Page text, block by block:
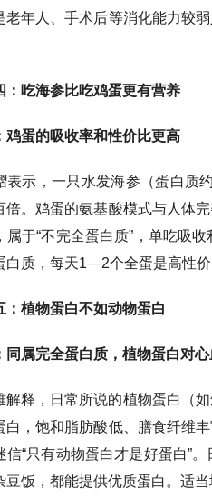
老年人、手术后等消化能力较
：吃海参比吃鸡蛋更有营养
鸡蛋的吸收率和性价比更高
表示，一只水发海参（蛋白质
倍。鸡蛋的氨基酸模式与人体
属于“不完全蛋白质”，单吃吸
白质，每天1—2个全蛋是高性
：植物蛋白不如动物蛋白
同属完全蛋白质，植物蛋白对
解释，日常所说的植物蛋白（
白，饱和脂肪酸低、膳食纤维
信“只有动物蛋白才是好蛋白”
豆饭，都能提供优质蛋白。适